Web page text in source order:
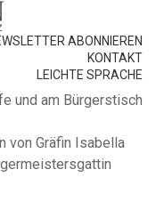
ABONNIEREN
KONTAKT
LEICHTE SPRACHE
und am Bürgerstisch
von Gräfin Isabella